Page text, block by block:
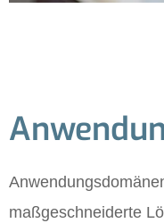
maßgeschneiderte